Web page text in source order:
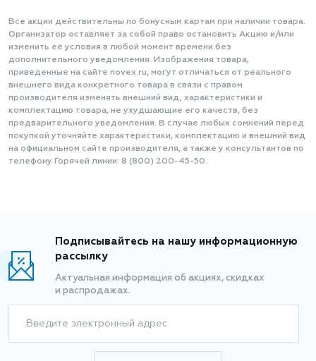
Все акции действительны по бонусным картам при наличии товара.
Организатор оставляет за собой право остановить Акцию и/или
изменить её условия в любой момент времени без
дополнительного уведомления. Изображения товара,
приведенные на сайте novex.ru, могут отличаться от реального
внешнего вида конкретного товара в связи с правом
производителя изменять внешний вид, характеристики и
комплектацию товара, не ухудшающие его качеств, без
предварительного уведомления. В случае любых сомнений перед
покупкой уточняйте характеристики, комплектацию и внешний вид
на официальном сайте производителя, а также у консультантов по
телефону Горячей линии: 8 (800) 200-45-50.
Подписывайтесь на нашу информационную
рассылку
Актуальная информация об акциях, скидках
и распродажах.
Введите электронный адрес